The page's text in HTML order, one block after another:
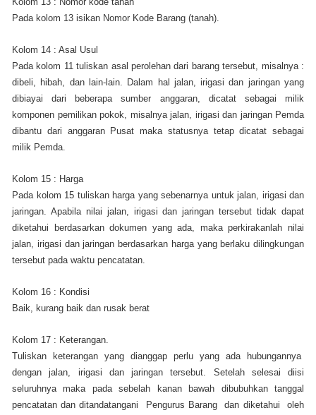
Pada kolom 13 isikan Nomor Kode Barang (tanah).
Kolom 14 : Asal Usul
Pada kolom 11 tuliskan asal perolehan dari barang tersebut, misalnya :
dibeli, hibah, dan lain-lain. Dalam hal jalan, irigasi dan jaringan yang
dibiayai dari beberapa sumber anggaran, dicatat sebagai milik
komponen pemilikan pokok, misalnya jalan, irigasi dan jaringan Pemda
dibantu dari anggaran Pusat maka statusnya tetap dicatat sebagai
milik Pemda.
Kolom 15 : Harga
Pada kolom 15 tuliskan harga yang sebenarnya untuk jalan, irigasi dan
jaringan. Apabila nilai jalan, irigasi dan jaringan tersebut tidak dapat
diketahui berdasarkan dokumen yang ada, maka perkirakanlah nilai
jalan, irigasi dan jaringan berdasarkan harga yang berlaku dilingkungan
tersebut pada waktu pencatatan.
Kolom 16 : Kondisi
Baik, kurang baik dan rusak berat
Kolom 17 : Keterangan.
Tuliskan keterangan yang dianggap perlu yang ada hubungannya
dengan jalan, irigasi dan jaringan tersebut. Setelah selesai diisi
seluruhnya maka pada sebelah kanan bawah dibubuhkan tanggal
pencatatan dan ditandatangani Pengurus Barang dan diketahui oleh